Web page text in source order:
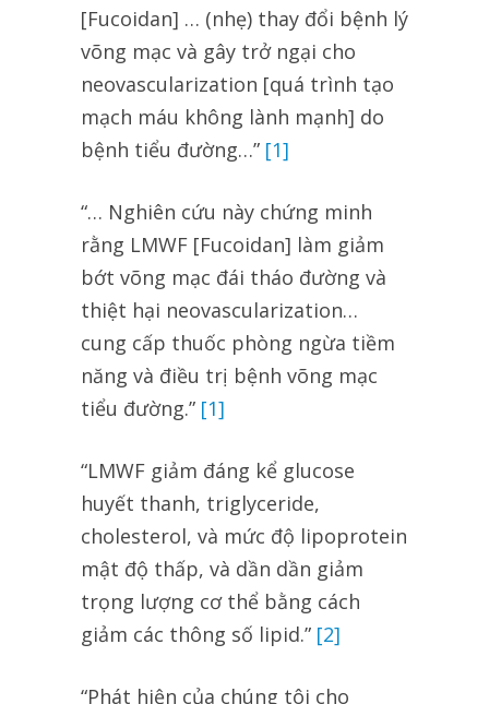
[Fucoidan] … (nhẹ) thay đổi bệnh lý
võng mạc và gây trở ngại cho
neovascularization [quá trình tạo
mạch máu không lành mạnh] do
bệnh tiểu đường…” [1]
“… Nghiên cứu này chứng minh
rằng LMWF [Fucoidan] làm giảm
bớt võng mạc đái tháo đường và
thiệt hại neovascularization…
cung cấp thuốc phòng ngừa tiềm
năng và điều trị bệnh võng mạc
tiểu đường.” [1]
“LMWF giảm đáng kể glucose
huyết thanh, triglyceride,
cholesterol, và mức độ lipoprotein
mật độ thấp, và dần dần giảm
trọng lượng cơ thể bằng cách
giảm các thông số lipid.” [2]
“Phát hiện của chúng tôi cho